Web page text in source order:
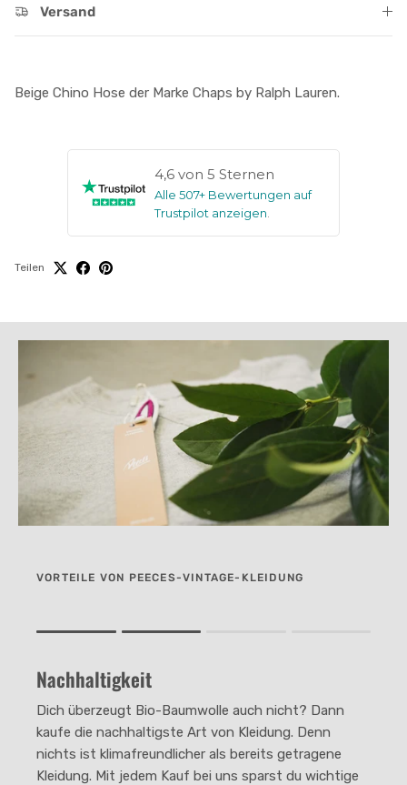
Versand
Beige Chino Hose der Marke Chaps by Ralph Lauren.
4,6 von 5 Sternen
Alle 507+ Bewertungen auf
Trustpilot anzeigen
Teilen
VORTEILE VON PEECES-VINTAGE-KLEIDUNG
The rating of this product for "" is 2.
Nachhaltigkeit
Dich überzeugt Bio-Baumwolle auch nicht? Dann
kaufe die nachhaltigste Art von Kleidung. Denn
nichts ist klimafreundlicher als bereits getragene
Kleidung. Mit jedem Kauf bei uns sparst du wichtige